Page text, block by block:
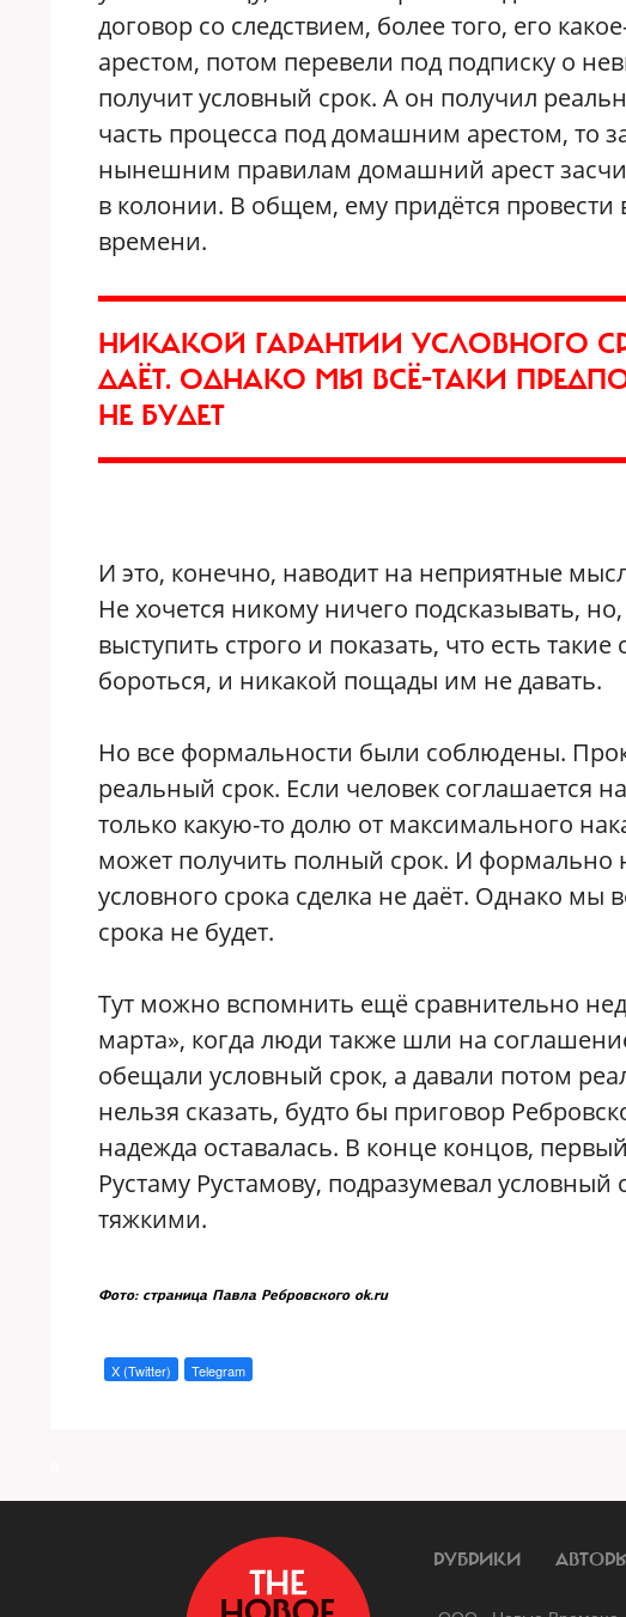
договор со следствием, более того, его
арестом, потом перевели под подписку о
получит условный срок. А он получил
часть процесса под домашним арестом, то
нынешним правилам домашний арест
в колонии. В общем, ему придётся
времени.
НИКАКОЙ ГАРАНТИИ УСЛОВНОГО
ДАЁТ. ОДНАКО МЫ ВСЁ-ТАКИ
НЕ БУДЕТ
И это, конечно, наводит на неприятные
Не хочется никому ничего подсказывать,
выступить строго и показать, что есть
бороться, и никакой пощады им не давать.
Но все формальности были соблюдены.
реальный срок. Если человек соглашается
только какую-то долю от максимального
может получить полный срок. И формально
условного срока сделка не даёт. Однако мы
срока не будет.
Тут можно вспомнить ещё сравнительно
марта», когда люди также шли на
обещали условный срок, а давали потом
нельзя сказать, будто бы приговор
надежда оставалась. В конце концов,
Рустаму Рустамову, подразумевал
тяжкими.
Фото: страница Павла Ребровского ok.ru
X (Twitter) Telegram
РУБРИКИ